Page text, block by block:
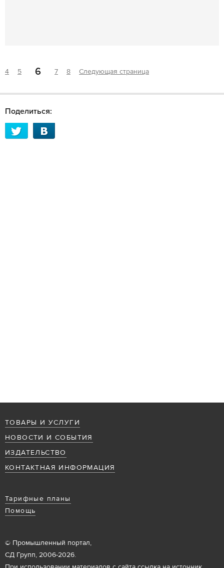
4 5 6 7 8 Следующая страница
Поделиться:
ТОВАРЫ И УСЛУГИ
НОВОСТИ И СОБЫТИЯ
ИЗДАТЕЛЬСТВО
КОНТАКТНАЯ ИНФОРМАЦИЯ
Тарифные планы
Помощь
© Промышленный портал,
СД Групп, 2006-2026.